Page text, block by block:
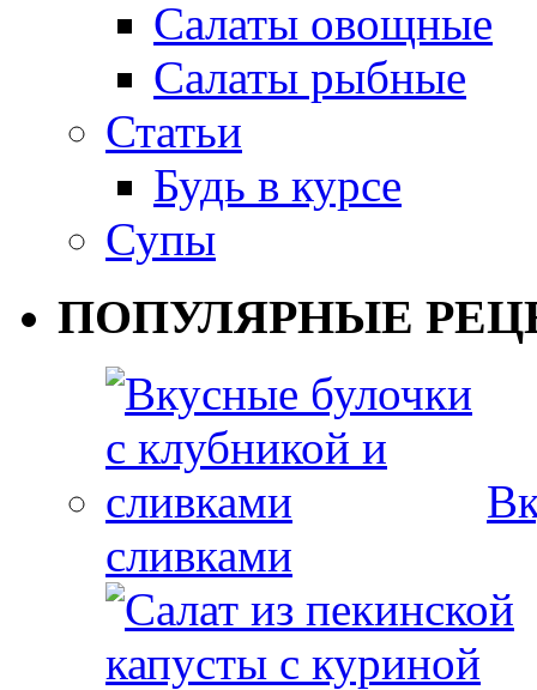
Салаты овощные
Салаты рыбные
Статьи
Будь в курсе
Супы
ПОПУЛЯРНЫЕ
сливками